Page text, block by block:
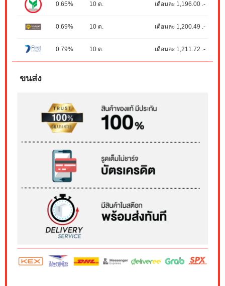
0.65% 10 ด. เดือนละ 1,196.00 .-
0.69% 10 ด. เดือนละ 1,200.49 .-
0.79% 10 ด. เดือนละ 1,211.72 .-
ขนส่ง